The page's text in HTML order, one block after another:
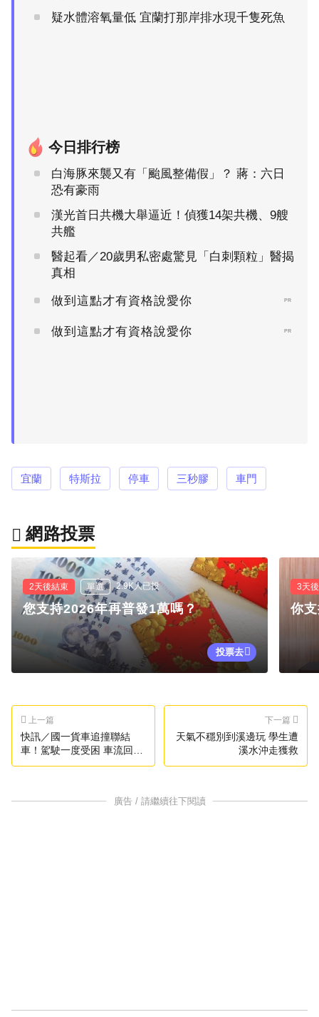
疑水體溶氧量低 宜蘭打那岸排水現千隻死魚
今日排行榜
白海豚來襲又有「颱風整備假」？ 蔣：六日
恐有豪雨
漢光首日共機大舉逼近！偵獲14架共機、9艘
共艦
醫起看／20歲男私密處驚見「白刺顆粒」醫揭
真相
做到這點才有資格說愛你 PR
做到這點才有資格說愛你 PR
宜蘭 特斯拉 停車 三秒膠 車門
網路投票
2天後結束 單選 2.9K人已投
您支持2026年再普發1萬嗎？
投票去
3天
你
上一篇
快訊／國一貨車追撞聯結
車！駕駛一度受困 車流回堵
5公里
下一篇
天氣不穩別到溪邊玩 學生遭
溪水沖走獲救
廣告 / 請繼續往下閱讀